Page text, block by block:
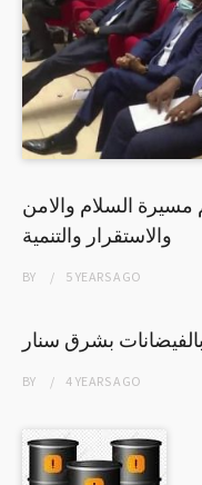
السلام والامن
والاستقرار والتنمية
BY 5 YEARSAGO
بشرق سنار
BY 4 YEARSAGO